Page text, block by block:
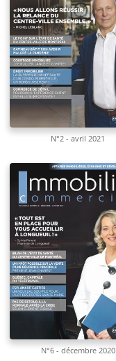
N°2 - avril 2021
N°6 - décembre 2020